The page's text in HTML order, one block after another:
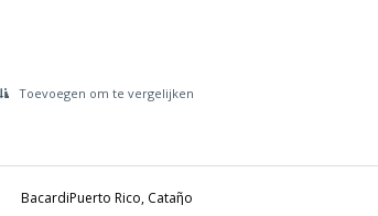
Toevoegen om te vergelijken
BacardiPuerto Rico, Cataῆo